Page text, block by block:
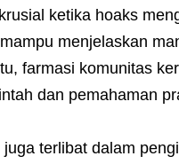
ketika hoaks
menjelaskan
farmasi komunitas
dan pemahaman
terlibat dalam